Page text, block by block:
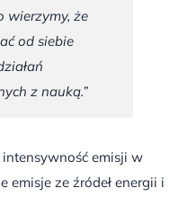
wierzymy, że
od siebie
z nauką.”
intensywność emisji w
emisje ze źródeł energii i